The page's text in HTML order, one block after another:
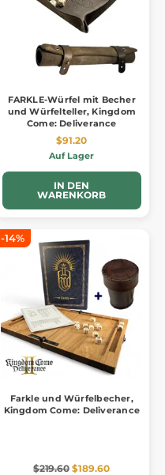
FARKLE-Würfel mit Becher
und Würfelteller, Kingdom
Come: Deliverance
$91.20
Auf Lager
IN DEN
WARENKORB
-14%
Farkle und Würfelbecher,
Kingdom Come: Deliverance
$219.60 $189.60